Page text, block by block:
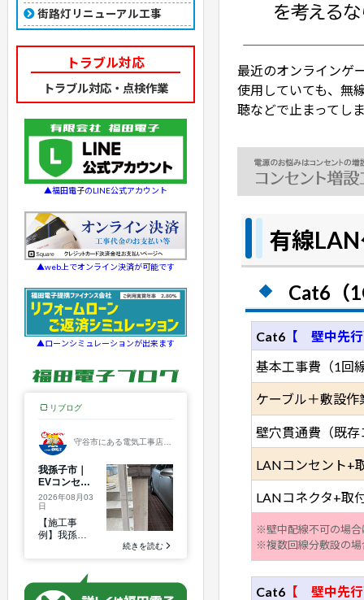
街路灯リニューアル工事
トラブル対応
トラブル対応・点検作業
▲福田電子のLINE公式アカウント
▲web上でオンライン決済が可能です
▲ローンシミュレーションが出来ます
最近のオンラインゲ
使用していても、無
聴などで止まってし
有線
Cat6（
Cat6【 壁中先行
基本工事費（1回
ケーブル＋敷設
壁穴貫通費（既
LANコンセント+
LANコネクタ+取
※壁中配線不可の場合
※複数回線分敷設の場
Cat6【 壁中先行